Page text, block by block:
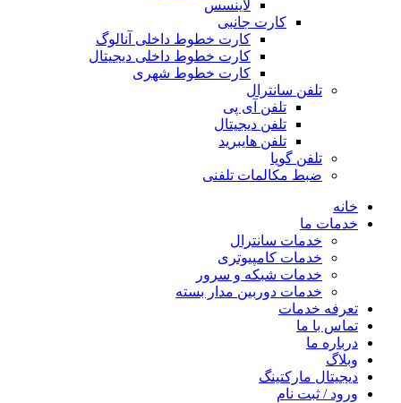
لاینسس
کارت جانبی
کارت خطوط داخلی آنالوگ
کارت خطوط داخلی دیجیتال
کارت خطوط شهری
تلفن سانترال
تلفن آی پی
تلفن دیجیتال
تلفن هایبرید
تلفن گویا
ضبط مکالمات تلفنی
خانه
خدمات ما
خدمات سانترال
خدمات کامپیوتری
خدمات شبکه و سرور
خدمات دوربین مدار بسته
تعرفه خدمات
تماس با ما
درباره ما
وبلاگ
دیجیتال مارکتینگ
ورود / ثبت نام